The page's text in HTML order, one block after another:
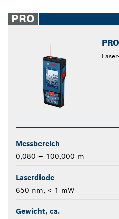
PRO
Messbereich
0,080 – 100,000 m
Laserdiode
650 nm, < 1 mW
Gewicht, ca.